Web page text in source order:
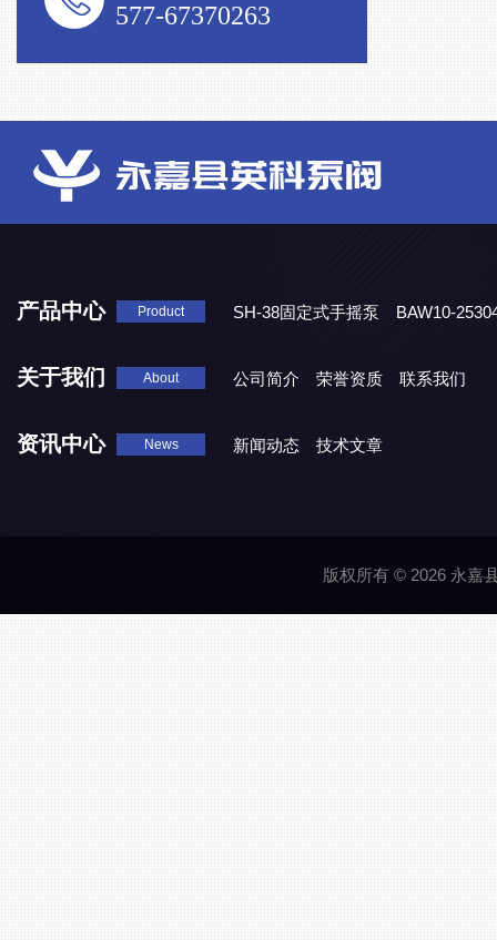
577-67370263
产品中心 Product SH-38固定式手摇泵
BAW10-
关于我们 About 公司简介 荣誉资质 联系我们
资讯中心 News 新闻动态 技术文章
版权所有 © 2026 永嘉